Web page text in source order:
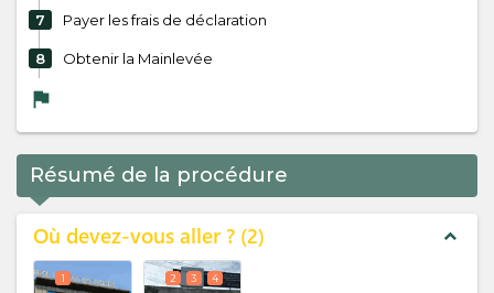
7 Payer les frais de déclaration
8 Obtenir la Mainlevée
flag
Résumé de la procédure
Où devez-vous aller ? 2 expand_less
1 2 3
4